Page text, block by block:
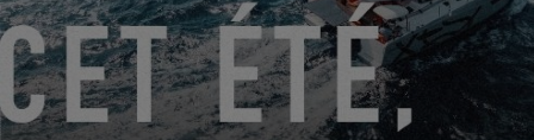
transfert de ces données.
ENVOYER